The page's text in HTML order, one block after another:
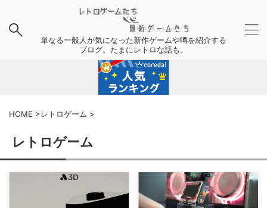
単なる一般人が気になった新作ゲームや噂を紹介する
ブログ。たまにレトロな話も。
HOME >レトロゲーム >
レトロゲーム